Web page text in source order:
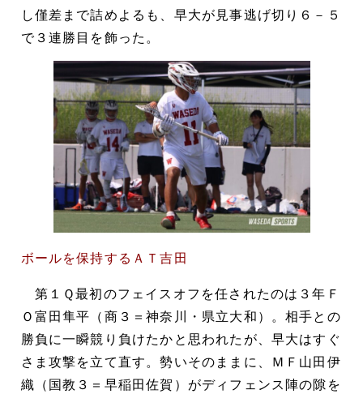
し僅差まで詰めよるも、早大が見事逃げ切り６－５
で３連勝目を飾った。
ボールを保持するＡＴ吉田
第１Ｑ最初のフェイスオフを任されたのは３年Ｆ
Ｏ富田隼平（商３＝神奈川・県立大和）。相手との
勝負に一瞬競り負けたかと思われたが、早大はすぐ
さま攻撃を立て直す。勢いそのままに、ＭＦ山田伊
織（国教３＝早稲田佐賀）がディフェンス陣の隙を